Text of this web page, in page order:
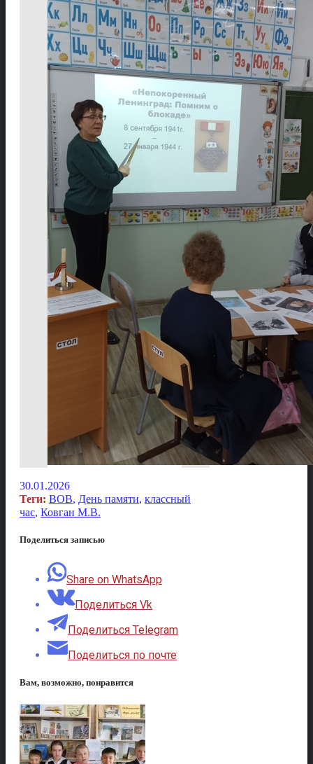
30.01.2026
Теги: ВОВ, День памяти, классный
час, Ковган М.В.
Поделиться записью
Share on WhatsApp
Поделиться Vk
Поделиться Telegram
Поделиться по почте
Вам, возможно, понравится